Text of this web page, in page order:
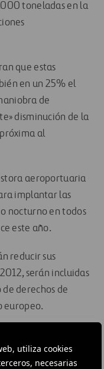
utiliza cookies
necesarias
toneladas en la
que estas
en un 25% el
de
disminución de la
al
aeroportuaria
implantar las
nocturno en todos
este año.
reducir sus
serán incluidas
derechos de
europeo.